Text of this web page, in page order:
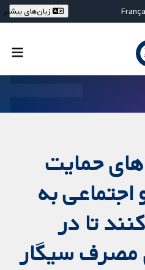
繁
زبان‌های بیشتر
حمایت
به
تا در
مصرف سیگار